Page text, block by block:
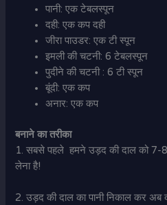
पानी: एक टेबलस्पून
दही: एक कप दही
जीरा पाउडर: एक टी स्पून
इमली की चटनी: 6 टेबलस्पून
पुदीने की चटनी : 6 टी स्पून
बूंदी: एक कप
अनार: एक कप
बनाने का तरीका
1. सबसे पहले हमने उड़द की दाल को 7-8
लेना है!
2. उड़द की दाल का पानी निकाल कर अब